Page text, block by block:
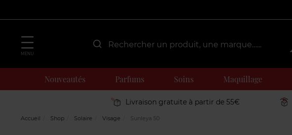
MENU
Nouveautés Parfums Soins Maquillage
Livraison gratuite à partir de 55€
Accueil Shop Solaire Visage Sunleya 50